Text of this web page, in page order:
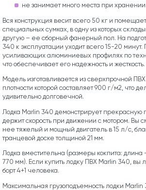
не занимает много места при хранении
Вся конструкция весит всего 50 кг и
специальных сумках, в одну из которых
другую – ее сборный фанерный пол. На
340 к эксплуатации уходит всего 15-20 минут.
усиливающих алюминиевых профилях по
что обеспечивает его надежность и жесткость.
Модель изготавливается из сверхпрочной
плотности которой составляет 900 г/м2, что
удивительно долговечной.
Лодка Marlin 340 демонстрирует прекрасную
держит скорость при движении с мотором. Вы
нее тяжелый и мощный двигатель в 15 л/с,
транцевой доске толщиной 21 мм.
Лодка вместительна (размеры кокпита:
770 мм). Если купить лодку ПВХ Marlin 340, вы
борт 4+1 человека.
Максимальная грузоподъемность лодки Marlin